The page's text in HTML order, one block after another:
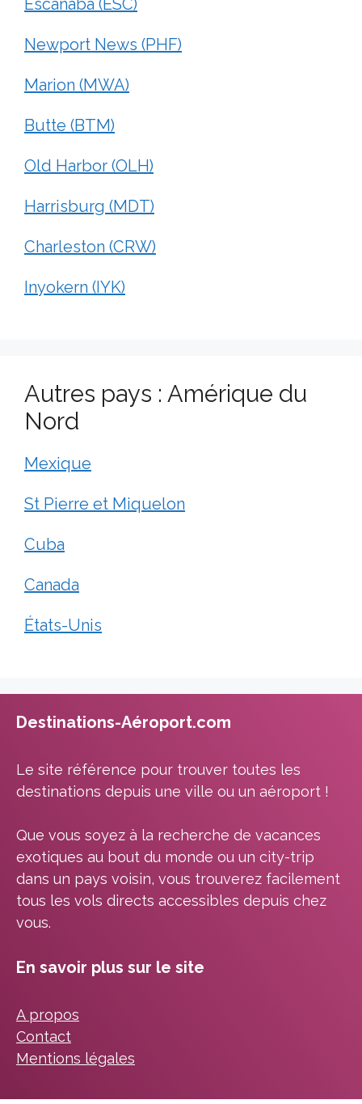
Newport News (PHF)
Marion (MWA)
Butte (BTM)
Old Harbor (OLH)
Harrisburg (MDT)
Charleston (CRW)
Inyokern (IYK)
Autres pays : Amérique du
Nord
Mexique
St Pierre et Miquelon
Cuba
Canada
États-Unis
Destinations-Aéroport.com
Le site référence pour trouver toutes les
destinations depuis une ville ou un aéroport !
Que vous soyez à la recherche de vacances
exotiques au bout du monde ou un city-trip
dans un pays voisin, vous trouverez facilement
tous les vols directs accessibles depuis chez
vous.
En savoir plus sur le site
A propos
Contact
Mentions légales